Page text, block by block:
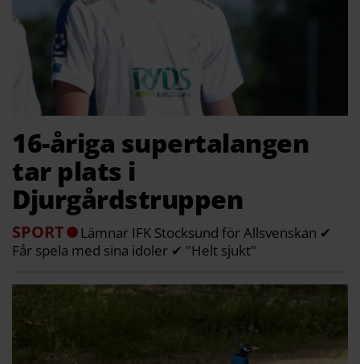
16-åriga supertalangen
tar plats i
Djurgårdstruppen
SPORT
Lämnar IFK Stocksund för Allsvenskan ✔
Får spela med sina idoler ✔ "Helt sjukt"